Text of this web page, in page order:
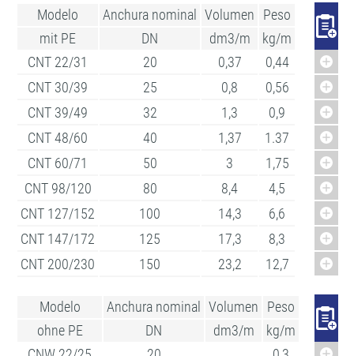
Modelo Anchura nominal Volumen
Peso
mit PE
DN dm3/m
kg/m
CNT 22/31
20 0,37
0,44
CNT 30/39
25 0,8
0,56
CNT 39/49
32 1,3
0,9
CNT 48/60
40 1,37
1.37
CNT 60/71
50 3
1,75
CNT 98/120
80 8,4
4,5
CNT 127/152
100 14,3
6,6
CNT 147/172
125 17,3
8,3
CNT 200/230
150 23,2 12,7
Modelo Anchura nominal Volumen
Peso
ohne PE
DN dm3/m
kg/m